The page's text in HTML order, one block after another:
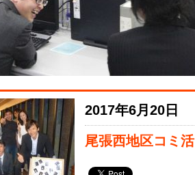
2017年6月20日
尾張西地区コミ活